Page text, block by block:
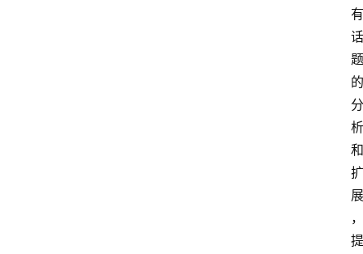
有
话
题
的
分
析
和
扩
展
，
提